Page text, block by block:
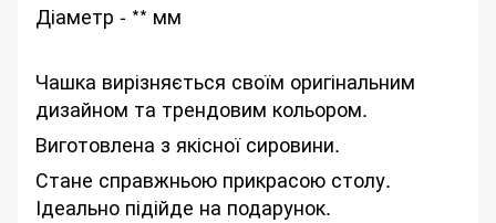
Діаметр - ** мм
Чашка вирізняється своїм оригінальним
дизайном та трендовим кольором.
Виготовлена з якісної сировини.
Стане справжньою прикрасою столу.
Ідеально підійде на подарунок.